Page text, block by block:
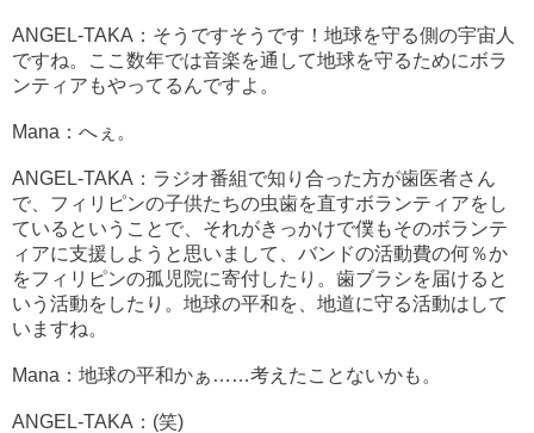
ANGEL-TAKA：そうですそうです！地球を守る側の宇宙人
ですね。ここ数年では音楽を通して地球を守るためにボラ
ンティアもやってるんですよ。
Mana：へぇ。
ANGEL-TAKA：ラジオ番組で知り合った方が歯医者さん
で、フィリピンの子供たちの虫歯を直すボランティアをし
ているということで、それがきっかけで僕もそのボランテ
ィアに支援しようと思いまして、バンドの活動費の何％か
をフィリピンの孤児院に寄付したり。歯ブラシを届けると
いう活動をしたり。地球の平和を、地道に守る活動はして
いますね。
Mana：地球の平和かぁ……考えたことないかも。
ANGEL-TAKA：(笑)